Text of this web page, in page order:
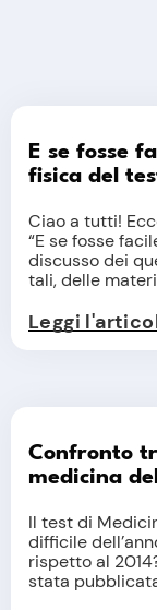
E se fosse
fisica del
Ciao a tutti!
“E se fosse
discusso dei
tali, delle
Leggi
Confronto
medicina
Il test di
difficile
rispetto al
stata